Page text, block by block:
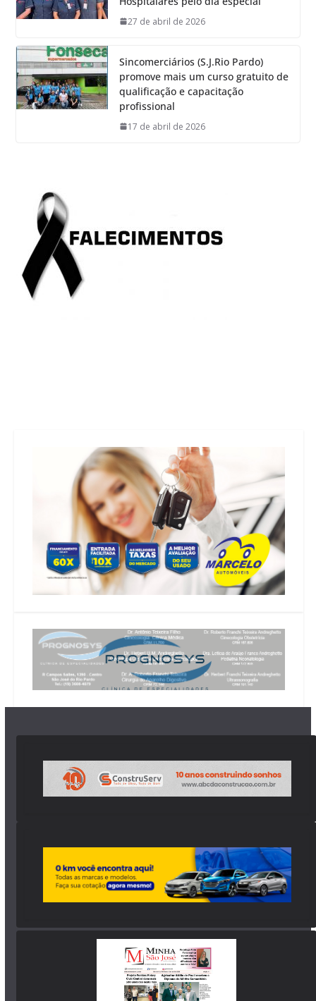
27 de abril de 2026
Sincomerciários (S.J.Rio Pardo)
promove mais um curso gratuito de
qualificação e capacitação
profissional
17 de abril de 2026